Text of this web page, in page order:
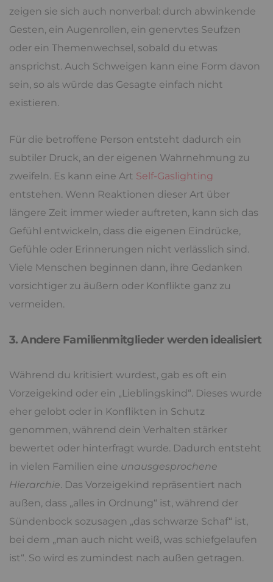
zeigen sie sich auch nonverbal: durch abwinkende
Gesten, ein Augenrollen, ein genervtes Seufzen
oder ein Themenwechsel, sobald du etwas
ansprichst. Auch Schweigen kann eine Form davon
sein, so als würde das Gesagte einfach nicht
existieren.
Für die betroffene Person entsteht dadurch ein
subtiler Druck, an der eigenen Wahrnehmung zu
zweifeln. Es kann eine Art Self-Gaslighting
entstehen. Wenn Reaktionen dieser Art über
längere Zeit immer wieder auftreten, kann sich das
Gefühl entwickeln, dass die eigenen Eindrücke,
Gefühle oder Erinnerungen nicht verlässlich sind.
Viele Menschen beginnen dann, ihre Gedanken
vorsichtiger zu äußern oder Konflikte ganz zu
vermeiden.
3. Andere Familienmitglieder werden idealisiert
Während du kritisiert wurdest, gab es oft ein
Vorzeigekind oder ein „Lieblingskind“. Dieses wurde
eher gelobt oder in Konflikten in Schutz
genommen, während dein Verhalten stärker
bewertet oder hinterfragt wurde. Dadurch entsteht
in vielen Familien eine unausgesprochene
Hierarchie. Das Vorzeigekind repräsentiert nach
außen, dass „alles in Ordnung“ ist, während der
Sündenbock sozusagen „das schwarze Schaf“ ist,
bei dem „man auch nicht weiß, was schiefgelaufen
ist“. So wird es zumindest nach außen getragen.